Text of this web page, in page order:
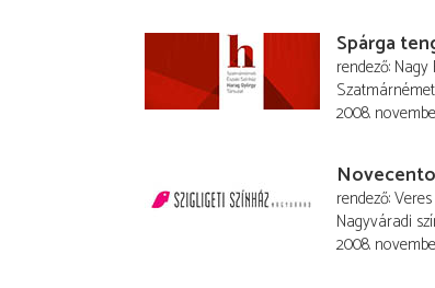
Spárga
rendező Nagy
2008.
Novecento
rendező
Nagyváradi
2008.